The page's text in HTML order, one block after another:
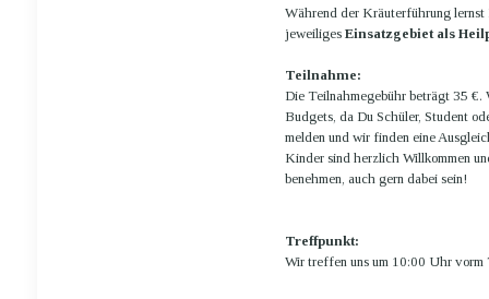
Während der Kräuterführung lernst
jeweiliges Einsatzgebiet als
Teilnahme:
Die Teilnahmegebühr beträgt 35 €.
Budgets, da Du Schüler, Student
melden und wir finden eine
Kinder sind herzlich Willkommen
benehmen, auch gern dabei sein!
Treffpunkt:
Wir treffen uns um 10:00 Uhr vorm